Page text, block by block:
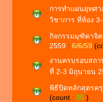
การทำแผนยุทศ
วิชาการ ที่ห้อง
กิจกรรมมุฑิตาจิ
2559 : 6/6/59
งานครบรอบสถ
ที่ 2-3 มิถุนายน
พิธีปิดหลักสุตรค
(count : 35 )